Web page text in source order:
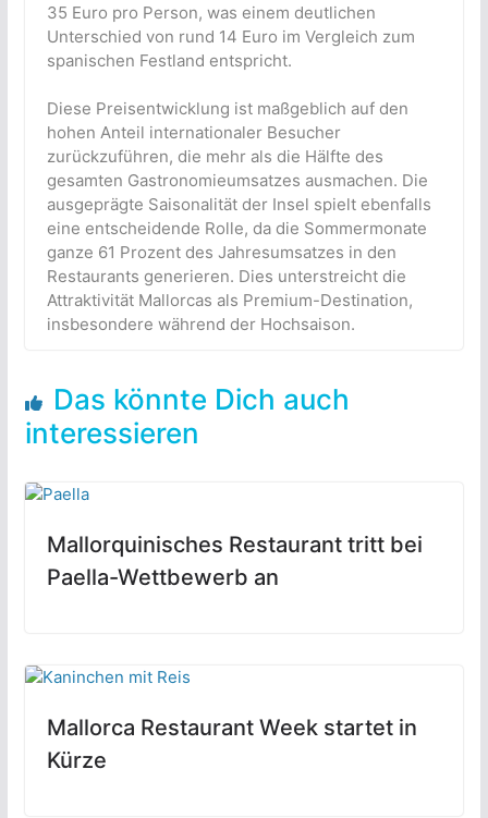
35 Euro pro Person, was einem deutlichen
Unterschied von rund 14 Euro im Vergleich zum
spanischen Festland entspricht.
Diese Preisentwicklung ist maßgeblich auf den
hohen Anteil internationaler Besucher
zurückzuführen, die mehr als die Hälfte des
gesamten Gastronomieumsatzes ausmachen. Die
ausgeprägte Saisonalität der Insel spielt ebenfalls
eine entscheidende Rolle, da die Sommermonate
ganze 61 Prozent des Jahresumsatzes in den
Restaurants generieren. Dies unterstreicht die
Attraktivität Mallorcas als Premium-Destination,
insbesondere während der Hochsaison.
Das könnte Dich auch
interessieren
Mallorquinisches Restaurant tritt bei
Paella-Wettbewerb an
Mallorca Restaurant Week startet in
Kürze